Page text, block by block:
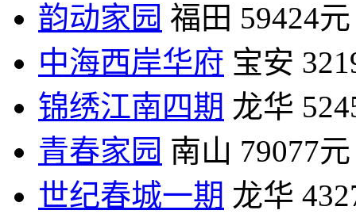
韵动家园 福田 59424元
中海西岸华府 宝安
锦绣江南四期 龙华
青春家园 南山 79077元
世纪春城一期 龙华